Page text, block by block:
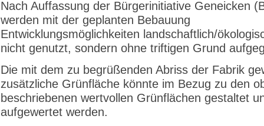
Nach Auffassung der Bürgerinitiative Geneicken
werden mit der geplanten Bebauung
Entwicklungsmöglichkeiten landschaftlich/
nicht genutzt, sondern ohne triftigen Grund
Die mit dem zu begrüßenden Abriss der Fabrik
zusätzliche Grünfläche könnte im Bezug zu den
beschriebenen wertvollen Grünflächen gestaltet
aufgewertet werden.